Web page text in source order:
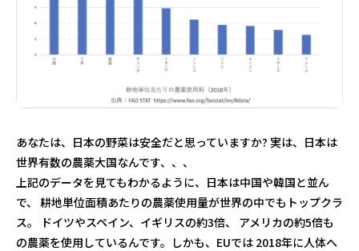
あなたは、日本の野菜は安全だと思っていますか? 実は、日本は
世界有数の農薬大国なんです、、、
上記のデータを見てもわかるように、日本は中国や韓国と並ん
で、 耕地単位面積あたりの農薬使用量が世界の中でもトップクラ
ス。 ドイツやスペイン、イギリスの約3倍、 アメリカの約5倍も
の農薬を使用しているんです。しかも、EUでは 2018年に人体へ